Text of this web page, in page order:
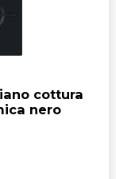
cottura
nero